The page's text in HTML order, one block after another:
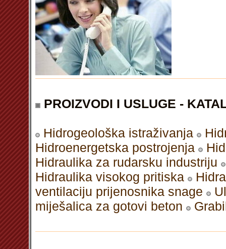
PROIZVODI I USLUGE -
Hidrogeološka istraživanja
Hidroenergetska postrojenja
Hidraulika za rudarsku industriju
Hidraulika visokog pritiska
ventilaciju prijenosnika snage
miješalica za gotovi beton